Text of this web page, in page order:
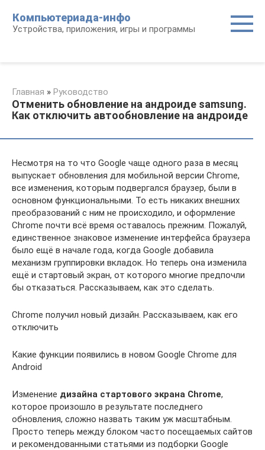
контенту
Компьютериада-инфо
Устройства, приложения, игры и программы
Главная » Руководство
Отменить обновление на андроиде samsung.
Как отключить автообновление на андроиде
Несмотря на то что Google чаще одного раза в месяц
выпускает обновления для мобильной версии Chrome,
все изменения, которым подвергался браузер, были в
основном функциональными. То есть никаких внешних
преобразований с ним не происходило, и оформление
Chrome почти всё время оставалось прежним. Пожалуй,
единственное знаковое изменение интерфейса браузера
было ещё в начале года, когда Google добавила
механизм группировки вкладок. Но теперь она изменила
ещё и стартовый экран, от которого многие предпочли
бы отказаться. Рассказываем, как это сделать.
Chrome получил новый дизайн. Рассказываем, как его
отключить
Какие функции появились в новом Google Chrome для
Android
Изменение дизайна стартового экрана Chrome,
которое произошло в результате последнего
обновления, сложно назвать таким уж масштабным.
Просто теперь между блоком часто посещаемых сайтов
и рекомендованными статьями из подборки Google